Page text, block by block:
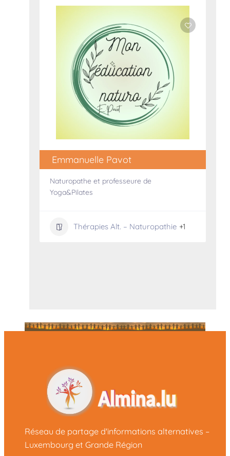
Emmanuelle Pavot
Naturopathe et professeure de
Yoga&Pilates
Thérapies Alt. – Naturopathie +1
Réseau de partage d'informations alternatives –
Luxembourg et Grande Région